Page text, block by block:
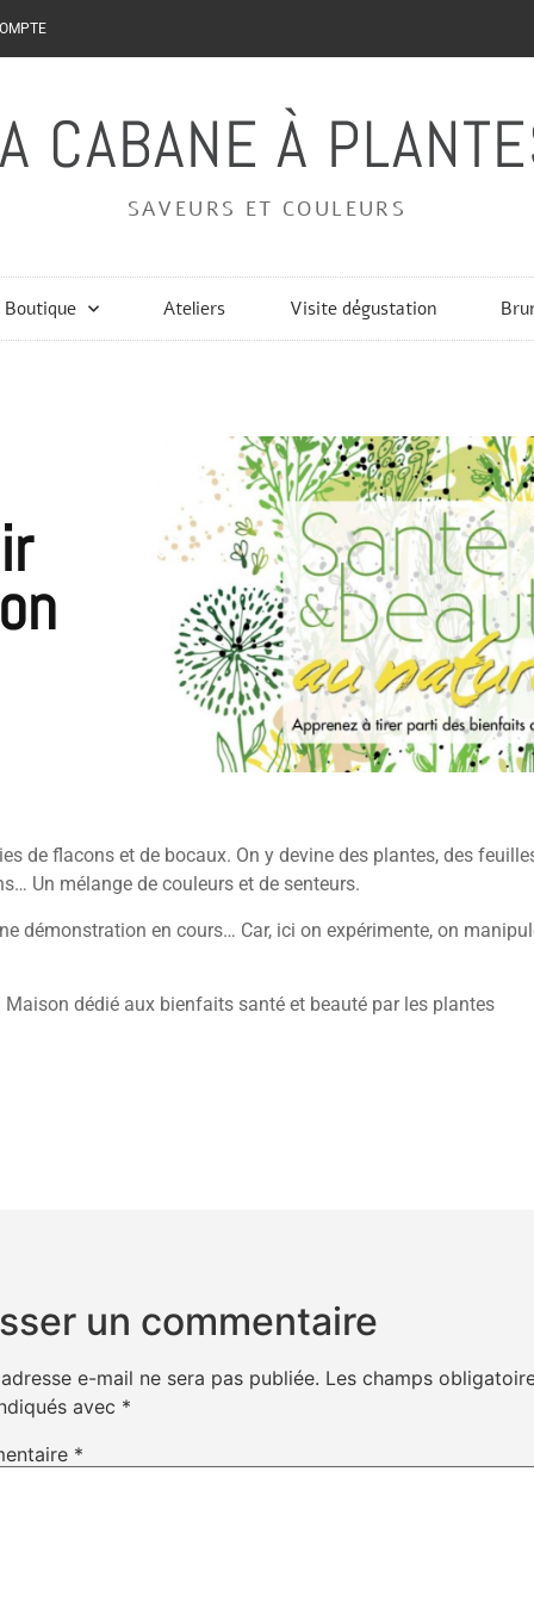
CABANE À
SAVEURS ET COULEURS
Boutique Ateliers Visite dégustation
de flacons et de bocaux. On y devine des plantes, des
Un mélange de couleurs et de senteurs.
démonstration en cours… Car, ici on expérimente, on
dédié aux bienfaits santé et beauté par les plantes
un commentaire
e-mail ne sera pas publiée. Les champs
avec *
*